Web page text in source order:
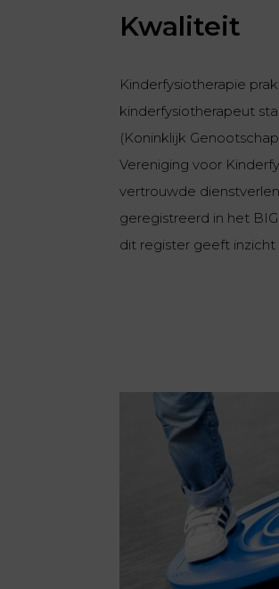
Kwaliteit
Kinderfysiotherapie
kinderfysiotherapeut
(Koninklijk
Vereniging voor
vertrouwde
geregistreerd in het
dit register geeft